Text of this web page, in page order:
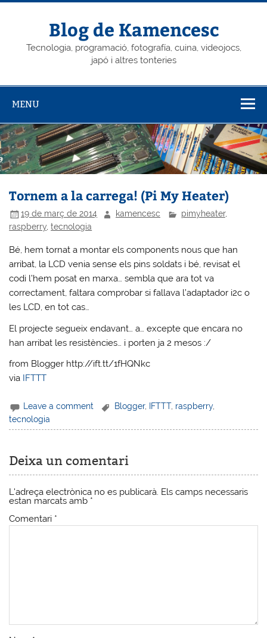
Skip
Blog de Kamencesc
Tecnologia, programació, fotografía, cuina, videojocs,
japó i altres tonteries
MENU
Tornem a la carrega! (Pi My Heater)
19 de març de 2014 kamencesc pimyheater,
raspberry ,tecnologia
Bé, hem tornat a montar els components nous que han
arribat, la LCD venia sense els pins soldats i bé, revisat el
codi l’hem posat en marxa… sembla que ara tot va
correctament, faltara comprobar si fallava l’adaptador i2c o
les LCD, en tot cas…
El projecte segueix endavant… a… excepte que encara no
han arribat les resistències… i porten ja 2 mesos :/
from Blogger http://ift.tt/1fHQNkc
via IFTTT
Leave a comment Blogger, IFTTT, raspberry,
tecnologia
Deixa un comentari
L'adreça electrònica no es publicarà. Els camps necessaris
estan marcats amb *
Comentari *